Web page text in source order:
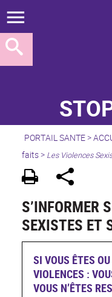
PORTAIL SANTE>
faits> Les Violences
S’INFORMER
SEXISTES ET
SI VOUS ÊTES
VIOLENCES :
VOUS N’ÊTES